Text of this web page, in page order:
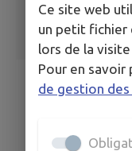
Ce site web
un petit fichier
lors de la visite
Pour en savoir
de gestion